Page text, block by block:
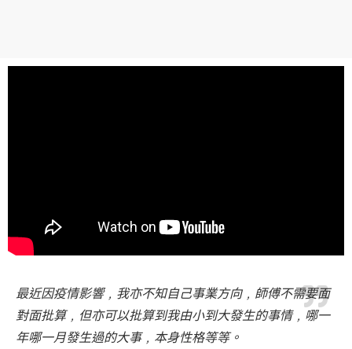
最近因疫情影響﹐我亦不知自己事業方向﹐師傅不需要面
對面批算﹐但亦可以批算到我由小到大發生的事情﹐哪一
年哪一月發生過的大事﹐本身性格等等。